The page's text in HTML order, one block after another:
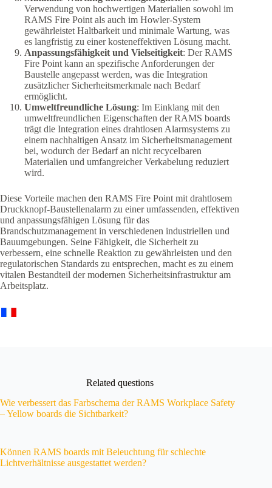
Verwendung von hochwertigen Materialien sowohl im
RAMS Fire Point als auch im Howler-System
gewährleistet Haltbarkeit und minimale Wartung, was
es langfristig zu einer kosteneffektiven Lösung macht.
Anpassungsfähigkeit und Vielseitigkeit: Der RAMS
Fire Point kann an spezifische Anforderungen der
Baustelle angepasst werden, was die Integration
zusätzlicher Sicherheitsmerkmale nach Bedarf
ermöglicht.
Umweltfreundliche Lösung: Im Einklang mit den
umweltfreundlichen Eigenschaften der RAMS boards
trägt die Integration eines drahtlosen Alarmsystems zu
einem nachhaltigen Ansatz im Sicherheitsmanagement
bei, wodurch der Bedarf an nicht recycelbaren
Materialien und umfangreicher Verkabelung reduziert
wird.
Diese Vorteile machen den RAMS Fire Point mit drahtlosem
Druckknopf-Baustellenalarm zu einer umfassenden, effektiven
und anpassungsfähigen Lösung für das
Brandschutzmanagement in verschiedenen industriellen und
Bauumgebungen. Seine Fähigkeit, die Sicherheit zu
verbessern, eine schnelle Reaktion zu gewährleisten und den
regulatorischen Standards zu entsprechen, macht es zu einem
vitalen Bestandteil der modernen Sicherheitsinfrastruktur am
Arbeitsplatz.
Related questions
Wie verbessert das Farbschema der RAMS Workplace Safety
– Yellow boards die Sichtbarkeit?
Können RAMS boards mit Beleuchtung für schlechte
Lichtverhältnisse ausgestattet werden?